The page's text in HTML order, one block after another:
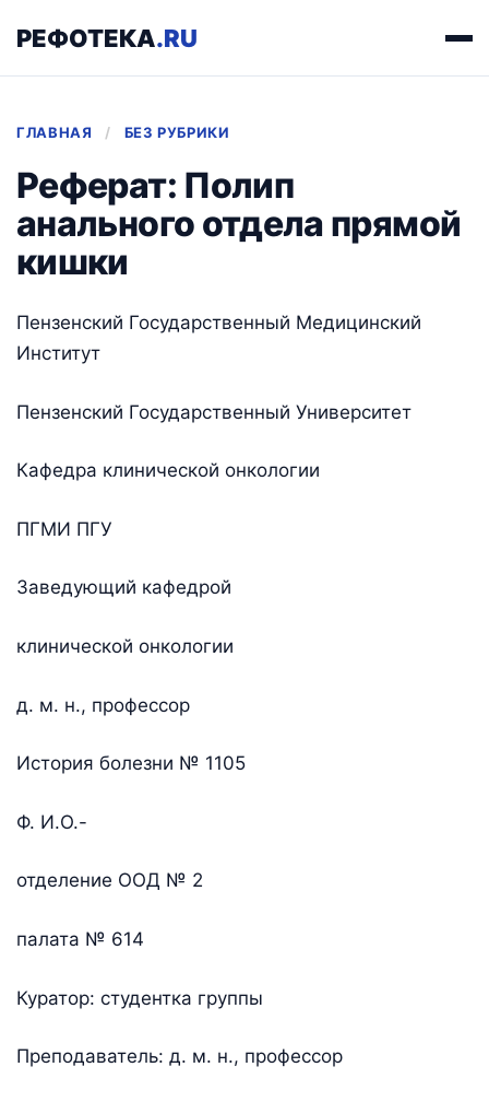
РЕФОТЕКА.RU
ГЛАВНАЯ / БЕЗ РУБРИКИ
Реферат: Полип
анального отдела прямой
кишки
Пензенский Государственный Медицинский
Институт
Пензенский Государственный Университет
Кафедра клинической онкологии
ПГМИ ПГУ
Заведующий кафедрой
клинической онкологии
д. м. н., профессор
История болезни № 1105
Ф. И.О.-
отделение ООД № 2
палата № 614
Куратор: студентка группы
Преподаватель: д. м. н., профессор